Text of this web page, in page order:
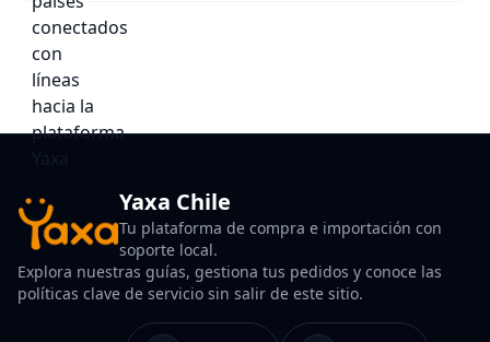
Yaxa Chile
Tu plataforma de compra e importación con
soporte local.
Explora nuestras guías, gestiona tus pedidos y conoce las
políticas clave de servicio sin salir de este sitio.